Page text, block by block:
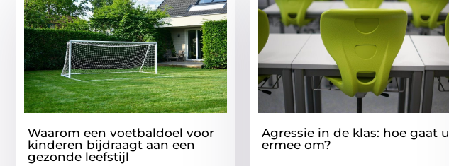
Waarom een voetbaldoel voor
kinderen bijdraagt aan een
gezonde leefstijl
Agressie in de klas: hoe gaat u
ermee om?